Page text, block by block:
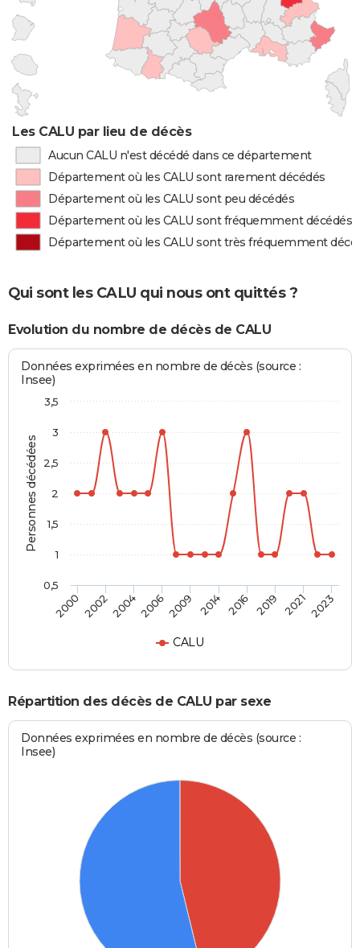
Les CALU par lieu de décès
Aucun CALU n'est décédé dans ce département
Département où les CALU sont rarement décédés
Département où les CALU sont peu décédés
Département où les CALU sont fréquemment décédés
Département où les CALU sont très fréquemment
Qui sont les CALU qui nous ont quittés ?
Evolution du nombre de décès de CALU
Personnes décédées
Données exprimées en nombre de décès (source :
Insee)
CALU
2000 2002200420062009 2014 2016 2019 20212023
0,5
1
1,5
2
2,5
3
3,5
Répartition des décès de CALU par sexe
Données exprimées en nombre de décès (source :
Insee)